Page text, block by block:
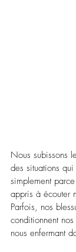
Nous subissons
des situations
simplement
appris à écouter
Parfois, nos
conditionnent
nous enfermant